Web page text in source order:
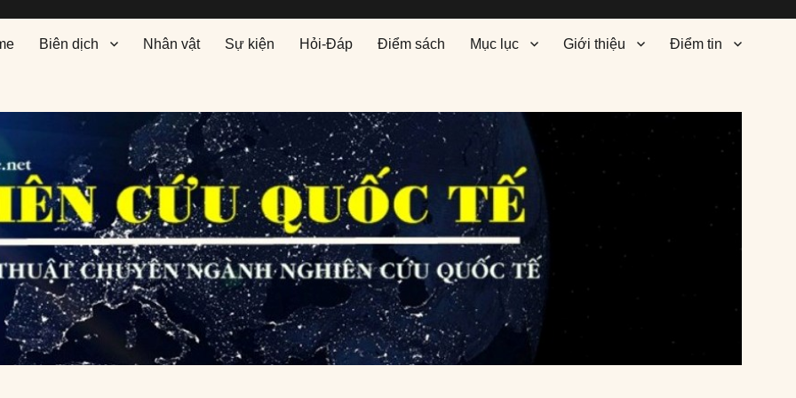
Biên dịch Nhân vật Sự kiện Hỏi-Đáp Điểm sách Mục lục Giới thiệu Điểm tin